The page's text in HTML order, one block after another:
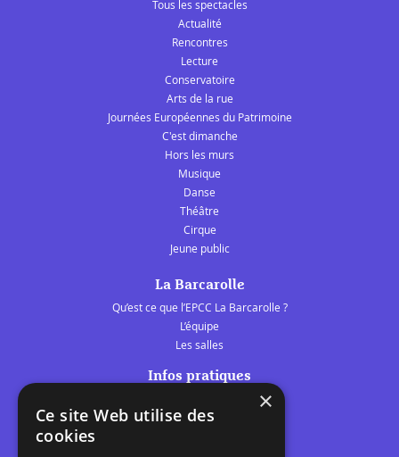
Tous les spectacles
Actualité
Rencontres
Lecture
Conservatoire
Arts de la rue
Journées Européennes du Patrimoine
C'est dimanche
Hors les murs
Musique
Danse
Théâtre
Cirque
Jeune public
La Barcarolle
Qu’est ce que l’EPCC La Barcarolle ?
L’équipe
Les salles
Infos pratiques
Les belles scènes audomaroises
×
Ce site Web utilise des
cookies